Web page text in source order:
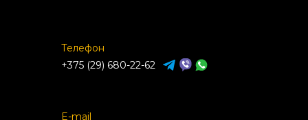
Телефон
+375 (29) 680-22-62
E-mail